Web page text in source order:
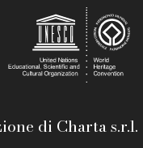
di Charta s.r.l.